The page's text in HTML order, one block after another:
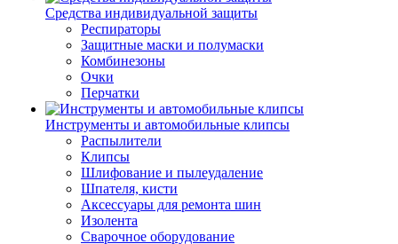
Средства индивидуальной защиты
Респираторы
Защитные маски и полумаски
Комбинезоны
Очки
Перчатки
Инструменты и автомобильные клипсы
Распылители
Клипсы
Шлифование и пылеудаление
Шпателя, кисти
Аксессуары для ремонта шин
Изолента
Сварочное оборудование